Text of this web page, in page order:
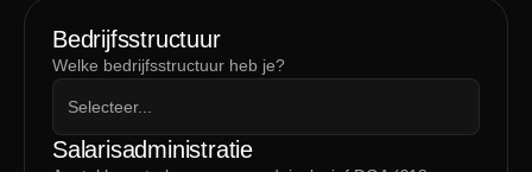
Bedrijfsstructuur
Welke bedrijfsstructuur heb je?
Selecteer...
Salarisadministratie